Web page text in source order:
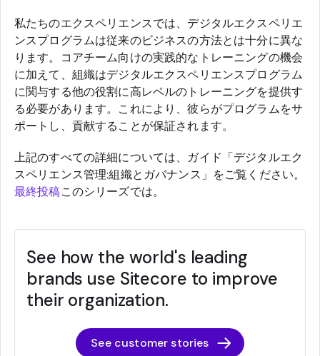
私たちのエクスペリエンスでは、デジタルエクスペリエ
ンスプログラムは従来のビジネスの方法とは十分に異な
ります。コアチーム向けの実践的なトレーニングの機会
に加えて、組織はデジタルエクスペリエンスプログラム
に関与する他の役割に高レベルのトレーニングを提供す
る必要があります。これにより、彼らがプログラムをサ
ポートし、貢献することが保証されます。
上記のすべての詳細については、ガイド「デジタルエク
スペリエンス管理:組織とガバナンス」をご覧ください。
最終投稿このシリーズでは。
See how the world's leading
brands use Sitecore to improve
their organization.
See customer stories